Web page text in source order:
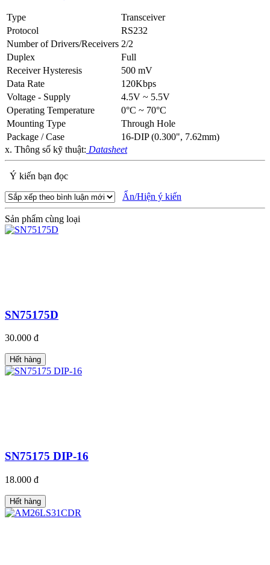
Type
Transceiver
Protocol
RS232
Number of Drivers/Receivers 2/2
Duplex
Full
Receiver Hysteresis
500 mV
Data Rate
120Kbps
Voltage - Supply
4.5V ~ 5.5V
Operating Temperature
0°C ~ 70°C
Mounting Type
Through Hole
Package / Case
16-DIP (0.300", 7.62mm)
x. Thông số kỹ thuật: Datasheet
Ý kiến bạn đọc
Ẩn/Hiện ý kiến
Sản phẩm cùng loại
SN75175D
30.000 đ
Hết hàng
SN75175 DIP-16
18.000 đ
Hết hàng